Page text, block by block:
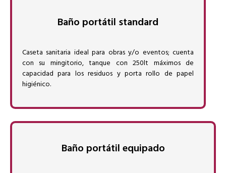
Baño portátil standard
Caseta sanitaria ideal para obras y/o eventos; cuenta
con su mingitorio, tanque con 250lt máximos de
capacidad para los residuos y porta rollo de papel
higiénico.
Baño portátil equipado